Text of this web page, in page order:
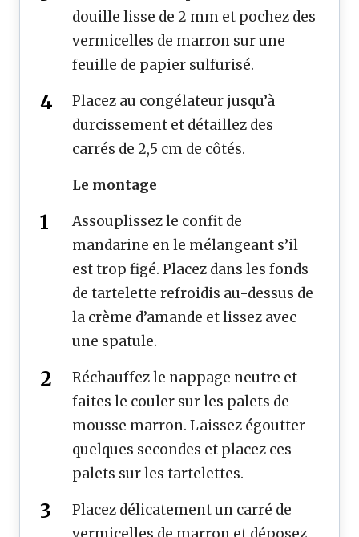
douille lisse de 2 mm et pochez des
vermicelles de marron sur une
feuille de papier sulfurisé.
Placez au congélateur jusqu’à
durcissement et détaillez des
carrés de 2,5 cm de côtés.
Le montage
Assouplissez le confit de
mandarine en le mélangeant s’il
est trop figé. Placez dans les fonds
de tartelette refroidis au-dessus de
la crème d’amande et lissez avec
une spatule.
Réchauffez le nappage neutre et
faites le couler sur les palets de
mousse marron. Laissez égoutter
quelques secondes et placez ces
palets sur les tartelettes.
Placez délicatement un carré de